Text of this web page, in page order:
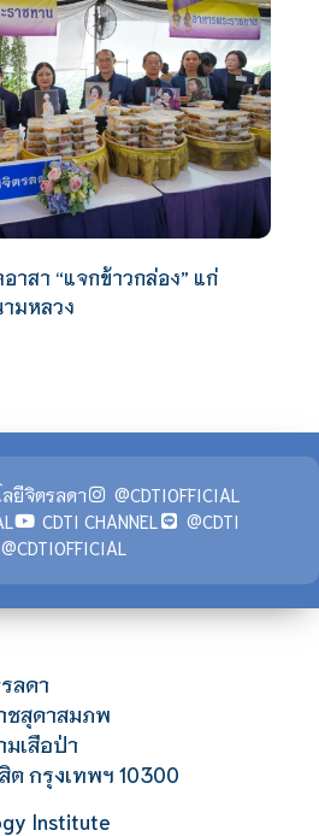
าสา “แจกข้าวกล่อง” แก่
มหลวง
ยีจิตรลดา
@CDTIOFFICIAL
CDTI CHANNEL
@CDTI
@CDTIOFFICIAL
ลดา
ชสุดาสมภพ
เสือป่า
กรุงเทพฯ 10300
Institute